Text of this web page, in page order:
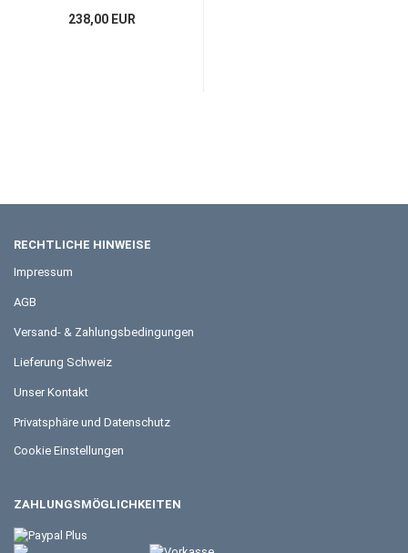
238,00 EUR
RECHTLICHE HINWEISE
Impressum
AGB
Versand- & Zahlungsbedingungen
Lieferung Schweiz
Unser Kontakt
Privatsphäre und Datenschutz
Cookie Einstellungen
ZAHLUNGSMÖGLICHKEITEN